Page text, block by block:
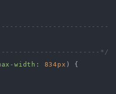
*/
width: 834px ) {